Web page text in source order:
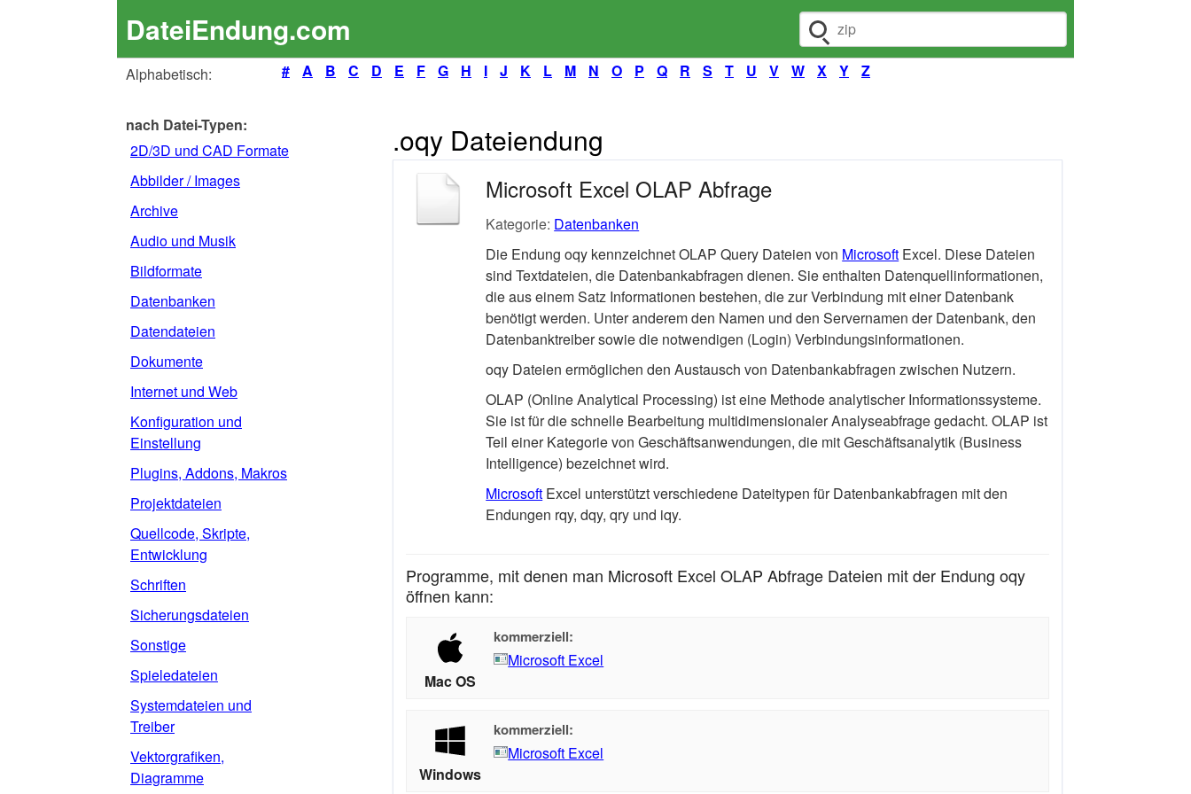
DateiEndung.com
Dateiendung suchen
Alphabetisch:
# A B C D E F G H I J K L M N O P Q R S T U V W X Y Z
nach Datei-Typen:
2D/3D und CAD Formate
Abbilder / Images
Archive
Audio und Musik
Bildformate
Datenbanken
Datendateien
Dokumente
Internet und Web
Konfiguration und
Einstellung
Plugins, Addons, Makros
Projektdateien
Quellcode, Skripte,
Entwicklung
Schriften
Sicherungsdateien
Sonstige
Spieledateien
Systemdateien und
Treiber
Vektorgrafiken,
Diagramme
.oqy Dateiendung
Microsoft Excel OLAP Abfrage
Kategorie: Datenbanken
Die Endung oqy kennzeichnet OLAP Query Dateien von Microsoft Excel. Diese Dateien
sind Textdateien, die Datenbankabfragen dienen. Sie enthalten Datenquellinformationen,
die aus einem Satz Informationen bestehen, die zur Verbindung mit einer Datenbank
benötigt werden. Unter anderem den Namen und den Servernamen der Datenbank, den
Datenbanktreiber sowie die notwendigen (Login) Verbindungsinformationen.
oqy Dateien ermöglichen den Austausch von Datenbankabfragen zwischen Nutzern.
OLAP (Online Analytical Processing) ist eine Methode analytischer Informationssysteme.
Sie ist für die schnelle Bearbeitung multidimensionaler Analyseabfrage gedacht. OLAP ist
Teil einer Kategorie von Geschäftsanwendungen, die mit Geschäftsanalytik (Business
Intelligence) bezeichnet wird.
Microsoft Excel unterstützt verschiedene Dateitypen für Datenbankabfragen mit den
Endungen rqy, dqy, qry und iqy.
Programme, mit denen man Microsoft Excel OLAP Abfrage Dateien mit der Endung oqy
öffnen kann:
Mac OS
kommerziell:
Microsoft Excel
Windows
kommerziell:
Microsoft Excel